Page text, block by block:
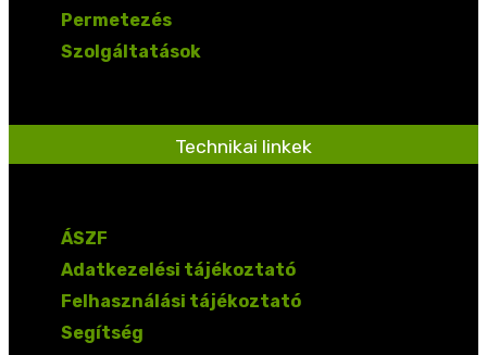
Permetezés
Szolgáltatások
Technikai linkek
ÁSZF
Adatkezelési tájékoztató
Felhasználási tájékoztató
Segítség